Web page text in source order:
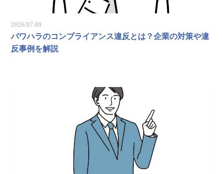
2026.07.09
パワハラのコンプライアンス違反とは？企業の対策や違
反事例を解説